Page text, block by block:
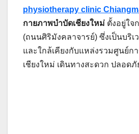
physiotherapy clinic
กายภาพบำบัดเชียงใหม่ ตั้งอยู่ใจ
(ถนนศิริมังคลาจารย์) ซึ่งเป็นบริเ
และใกล้เคียงกับแหล่งรวมศูนย์ก
เชียงใหม่ เดินทางสะดวก ปลอด